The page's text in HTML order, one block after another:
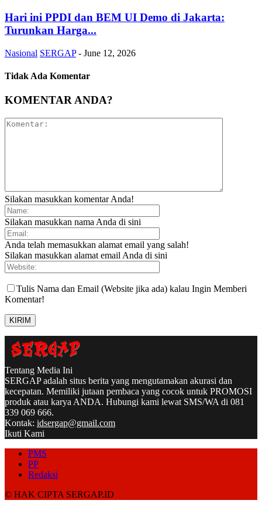
Hari ini PPDI dan BEM UI Demo di Jakarta:
Turunkan Harga...
Nasional SERGAP - June 12, 2026
Tidak Ada Komentar
KOMENTAR ANDA?
Silakan masukkan komentar Anda!
Silakan masukkan nama Anda di sini
Anda telah memasukkan alamat email yang salah!
Silakan masukkan alamat email Anda di sini
Tulis Nama dan Email (Website jika ada) kalau Ingin Memberi
Komentar!
Tentang Media Ini
SERGAP adalah situs berita yang mengutamakan akurasi dan
kecepatan. Memiliki jutaan pembaca yang cocok untuk PROMOSI
produk atau karya ANDA. Hubungi kami lewat SMS/WA di 081
339 069 666.
Kontak: idsergap@gmail.com
Ikuti Kami
PMS
PP
Redaksi
© HAK CIPTA SERGAP.ID